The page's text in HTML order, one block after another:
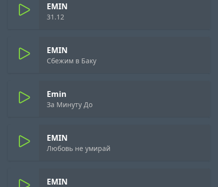
EMIN
31.12
EMIN
Сбежим в Баку
Emin
За Минуту До
EMIN
Любовь не умирай
EMIN